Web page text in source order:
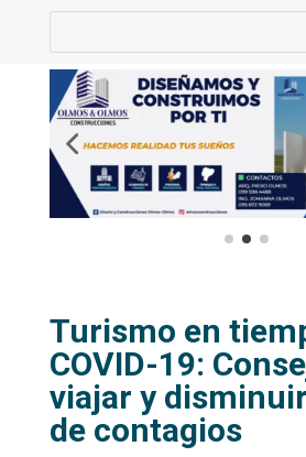
Turismo en
COVID-19:
viajar y
de contagios